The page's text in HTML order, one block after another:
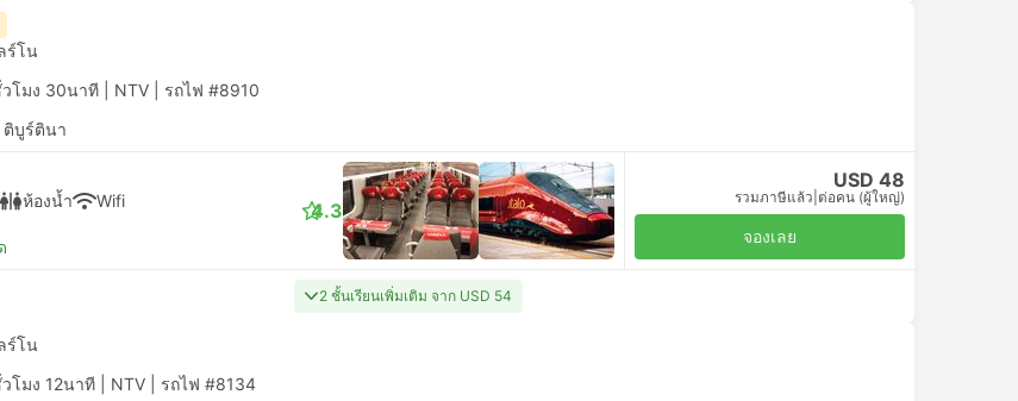
ร์โน
โมง 30นาที | NTV รถไฟ #8910
ติบูร์ตินา
ห้องน้ำ Wifi 4.3
USD 48
รวมภาษีแล้ว ต่อคน (ผู้ใหญ่)
จองเลย
2 ชั้นเรียนเพิ่มเติม จาก USD 54
ร์โน
โมง 12นาที | NTV รถไฟ #8134